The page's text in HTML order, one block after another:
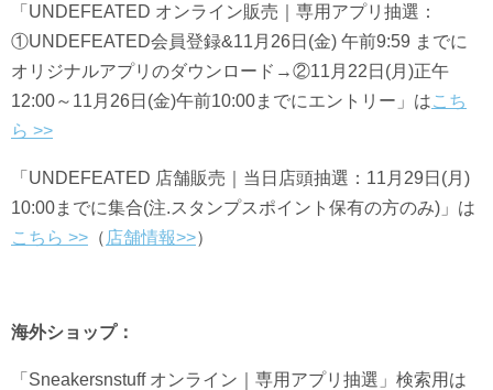
「UNDEFEATED オンライン販売｜専用アプリ抽選：
①UNDEFEATED会員登録&11月26日(金) 午前9:59 までに
オリジナルアプリのダウンロード→②11月22日(月)正午
12:00～11月26日(金)午前10:00までにエントリー」はこち
ら >>
「UNDEFEATED 店舗販売｜当日店頭抽選：11月29日(月)
10:00までに集合(注.スタンプスポイント保有の方のみ)」は
こちら >> （ 店舗情報>>）
海外ショップ：
「Sneakersnstuff オンライン｜専用アプリ抽選」検索用は